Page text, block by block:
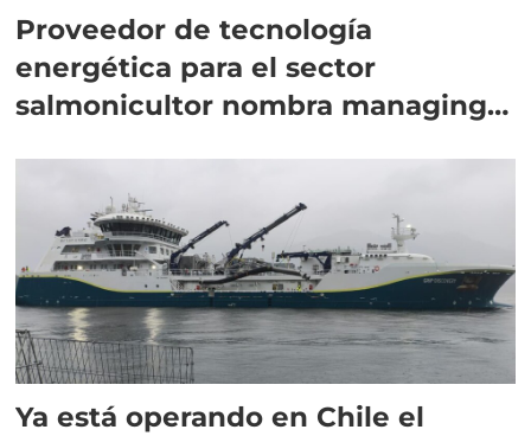
Proveedor de tecnología
energética para el sector
salmonicultor nombra managing
Ya está operando en Chile el